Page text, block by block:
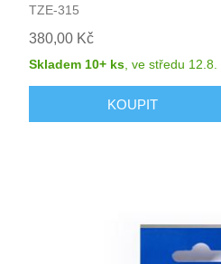
TZE-315
380,00 Kč
Skladem 10+ ks,ve středu 12.8.